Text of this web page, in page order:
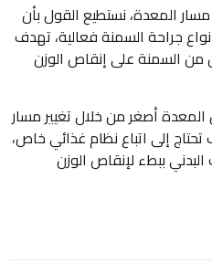
المعدة، نستطيع القول بأن
جراحة السمنة فعالية، تهدف
من السمنة على إنقاص الوزن
أصغر من خلال تغيير مسار
إلى اتباع نظام غذائي خاص،
البدني ببطء لإنقاص الوزن